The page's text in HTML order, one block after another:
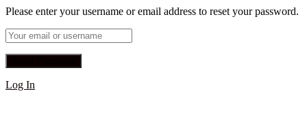
Please enter your username or email address to reset your password.
Log In